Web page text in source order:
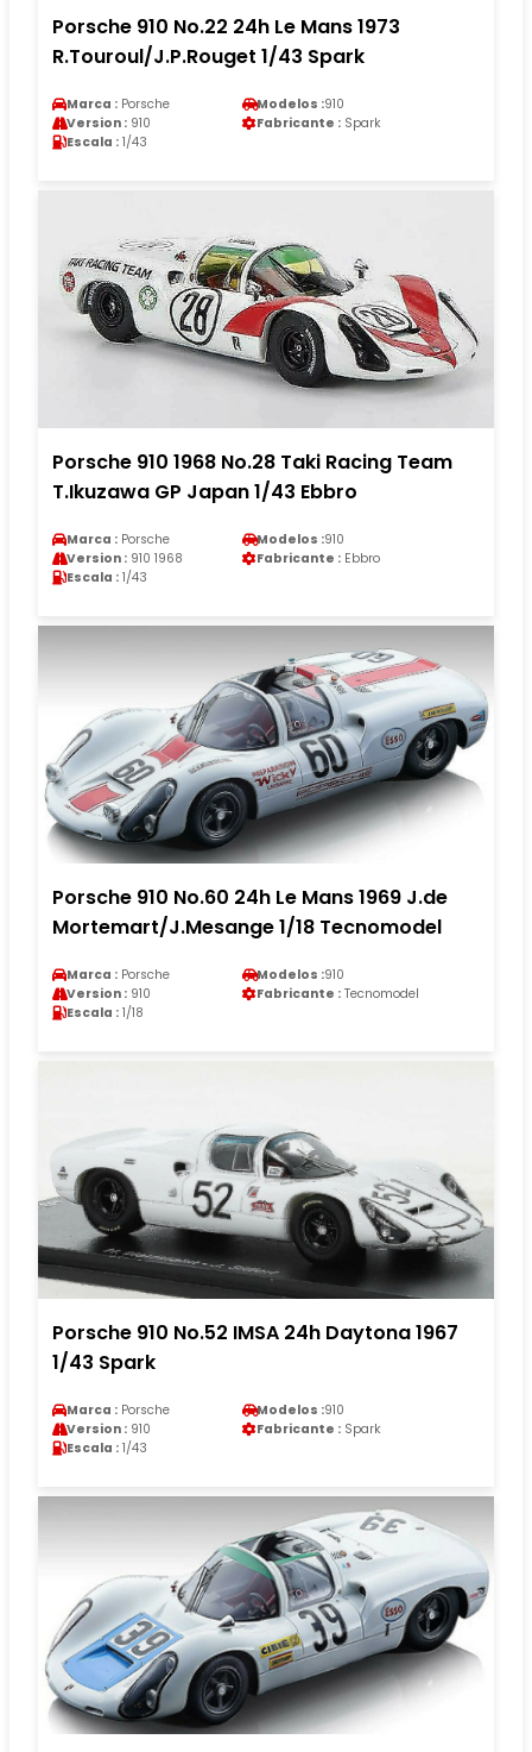
Porsche 910 No.22 24h Le Mans 1973
R.Touroul/J.P.Rouget 1/43 Spark
Marca : Porsche Modelos :910
Version : 910 Fabricante : Spark
Escala : 1/43
Porsche 910 1968 No.28 Taki Racing Team
T.Ikuzawa GP Japan 1/43 Ebbro
Marca : Porsche Modelos :910
Version : 910 1968 Fabricante : Ebbro
Escala : 1/43
Porsche 910 No.60 24h Le Mans 1969 J.de
Mortemart/J.Mesange 1/18 Tecnomodel
Marca : Porsche Modelos :910
Version : 910 Fabricante : Tecnomodel
Escala : 1/18
Porsche 910 No.52 IMSA 24h Daytona 1967
1/43 Spark
Marca : Porsche Modelos :910
Version : 910 Fabricante : Spark
Escala : 1/43